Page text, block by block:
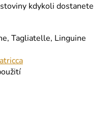
kdykoli dostanete
Tagliatelle, Linguine